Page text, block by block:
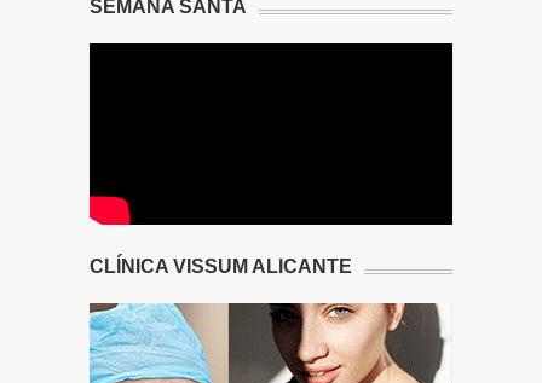
SEMANA SANTA
CLÍNICA VISSUM ALICANTE